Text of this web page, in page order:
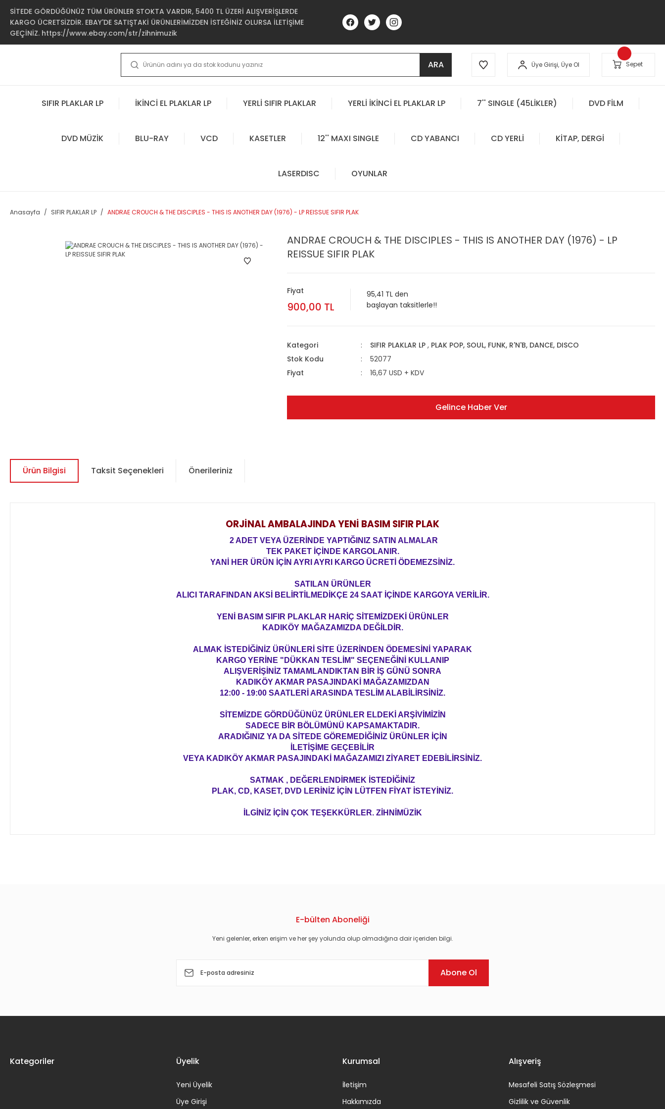
SİTEDE GÖRDÜĞÜNÜZ TÜM ÜRÜNLER STOKTA VARDIR, 5400 TL ÜZERİ ALIŞVERİŞLERDE
KARGO ÜCRETSİZDİR. EBAY'DE SATIŞTAKİ ÜRÜNLERİMİZDEN İSTEĞİNİZ OLURSA İLETİŞİME
GEÇİNİZ. https://www.ebay.com/str/zihnimuzik
ARA Üye Girişi, Üye Ol Sepet
SIFIR PLAKLAR LP İKİNCİ EL PLAKLAR LP YERLİ SIFIR PLAKLAR YERLİ İKİNCİ EL PLAKLAR LP 7'' SINGLE (45LİKLER) DVD FİLM
DVD MÜZİK BLU-RAY VCD KASETLER 12'' MAXI SINGLE CD YABANCI CD YERLİ KİTAP, DERGİ
LASERDISC OYUNLAR
Anasayfa SIFIR PLAKLAR LP ANDRAE CROUCH & THE DISCIPLES - THIS IS ANOTHER DAY (1976) - LP REISSUE SIFIR PLAK
ANDRAE CROUCH & THE DISCIPLES - THIS IS ANOTHER DAY (1976) - LP
REISSUE SIFIR PLAK
Fiyat
900,00 TL
95,41 TL den
başlayan taksitlerle!!
Kategori SIFIR PLAKLAR LP , PLAK POP, SOUL, FUNK, R'N'B, DANCE, DISCO
Stok Kodu
52077
Fiyat
16,67 USD + KDV
Gelince Haber Ver
Ürün Bilgisi Taksit Seçenekleri Önerileriniz
ORJİNAL AMBALAJINDA YENİ BASIM SIFIR PLAK
2 ADET VEYA ÜZERİNDE YAPTIĞINIZ SATIN ALMALAR
TEK PAKET İÇİNDE KARGOLANIR.
YANİ HER ÜRÜN İÇİN AYRI AYRI KARGO ÜCRETİ ÖDEMEZSİNİZ.
SATILAN ÜRÜNLER
ALICI TARAFINDAN AKSİ BELİRTİLMEDİKÇE 24 SAAT İÇİNDE KARGOYA VERİLİR.
YENİ BASIM SIFIR PLAKLAR HARİÇ SİTEMİZDEKİ ÜRÜNLER
KADIKÖY MAĞAZAMIZDA DEĞİLDİR.
ALMAK İSTEDİĞİNİZ ÜRÜNLERİ SİTE ÜZERİNDEN ÖDEMESİNİ YAPARAK
KARGO YERİNE "DÜKKAN TESLİM" SEÇENEĞİNİ KULLANIP
ALIŞVERİŞİNİZ TAMAMLANDIKTAN BİR İŞ GÜNÜ SONRA
KADIKÖY AKMAR PASAJINDAKİ MAĞAZAMIZDAN
12:00 - 19:00 SAATLERİ ARASINDA TESLİM ALABİLİRSİNİZ.
SİTEMİZDE GÖRDÜĞÜNÜZ ÜRÜNLER ELDEKİ ARŞİVİMİZİN
SADECE BİR BÖLÜMÜNÜ KAPSAMAKTADIR.
ARADIĞINIZ YA DA SİTEDE GÖREMEDİĞİNİZ ÜRÜNLER İÇİN
İLETİŞİME GEÇEBİLİR
VEYA KADIKÖY AKMAR PASAJINDAKİ MAĞAZAMIZI ZİYARET EDEBİLİRSİNİZ.
SATMAK , DEĞERLENDİRMEK İSTEDİĞİNİZ
PLAK, CD, KASET, DVD LERİNİZ İÇİN LÜTFEN FİYAT İSTEYİNİZ.
İLGİNİZ İÇİN ÇOK TEŞEKKÜRLER. ZİHNİMÜZİK
E-bülten Aboneliği
Yeni gelenler, erken erişim ve her şey yolunda olup olmadığına dair içeriden bilgi.
Abone Ol
Kategoriler Üyelik
Yeni Üyelik
Üye Girişi
Kurumsal
İletişim
Hakkımızda
Alışveriş
Mesafeli Satış Sözleşmesi
Gizlilik ve Güvenlik